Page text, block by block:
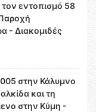
εντοπισμό 58
- Διακομιδές
στην Κάλυμνο
και τη
στην Κύμη -